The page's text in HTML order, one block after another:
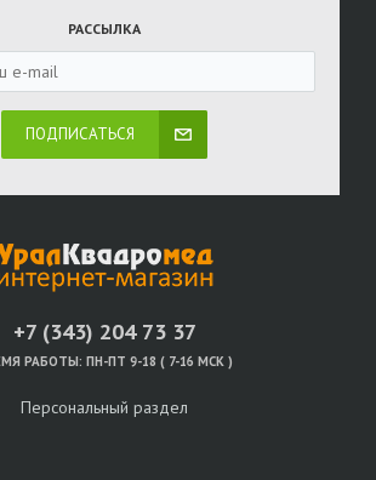
РАССЫЛКА
ПОДПИСАТЬСЯ
+7 (343) 204 73 37
РАБОТЫ: ПН-ПТ 9-18 ( 7-16 МСК )
Персональный раздел